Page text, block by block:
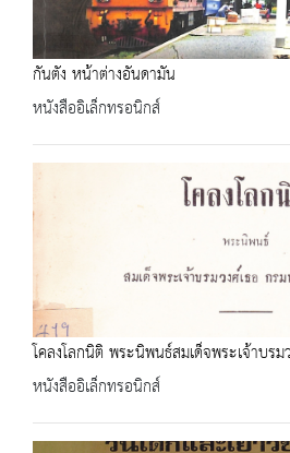
กันตัง หน้าต่างอันดามัน
หนังสืออิเล็กทรอนิกส์
โคลงโลกนิติ พระนิพนธ์สมเด็จพระเจ้าบรม
หนังสืออิเล็กทรอนิกส์